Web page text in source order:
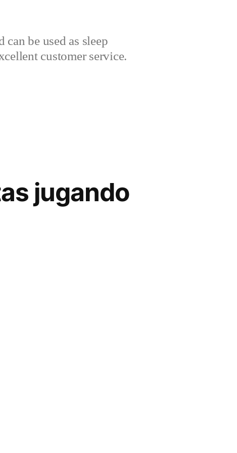
be used as sleep
customer service.
jugando